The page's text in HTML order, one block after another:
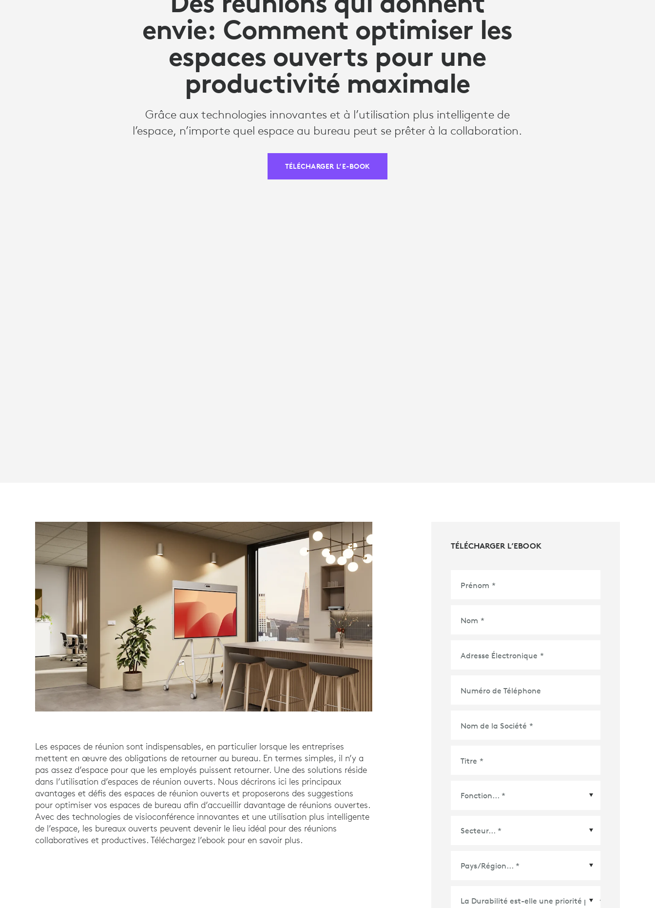
envie: Comment optimiser les
espaces ouverts pour une
productivité maximale
Grâce aux technologies innovantes et à l’utilisation plus intelligente de
l’espace, n’importe quel espace au bureau peut se prêter à la collaboration.
TÉLÉCHARGER L’E-BOOK
Les espaces de réunion sont indispensables, en particulier lorsque les entreprises
mettent en œuvre des obligations de retourner au bureau. En termes simples, il n’y a
pas assez d’espace pour que les employés puissent retourner. Une des solutions réside
dans l’utilisation d’espaces de réunion ouverts. Nous décrirons ici les principaux
avantages et défis des espaces de réunion ouverts et proposerons des suggestions
pour optimiser vos espaces de bureau afin d’accueillir davantage de réunions ouvertes.
Avec des technologies de visioconférence innovantes et une utilisation plus intelligente
de l’espace, les bureaux ouverts peuvent devenir le lieu idéal pour des réunions
collaboratives et productives. Téléchargez l’ebook pour en savoir plus.
TÉLÉCHARGER L’EBOOK
Prénom *
Nom *
Adresse Électronique *
Numéro de Téléphone
Nom de la Société *
Titre *
Pays/Région *